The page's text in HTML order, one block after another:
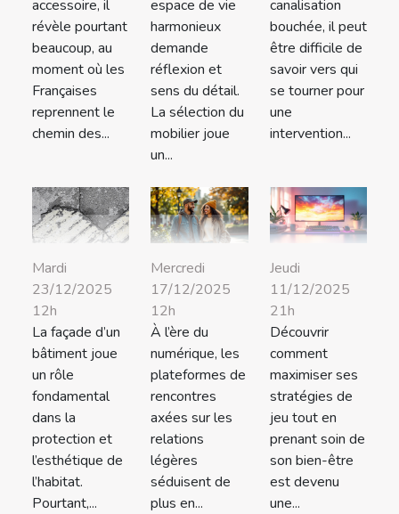
accessoire, il
révèle pourtant
beaucoup, au
moment où les
Françaises
reprennent le
chemin des...
espace de vie
harmonieux
demande
réflexion et
sens du détail.
La sélection du
mobilier joue
un...
canalisation
bouchée, il peut
être difficile de
savoir vers qui
se tourner pour
une
intervention...
Mardi
23/12/2025
12h
La façade d’un
bâtiment joue
un rôle
fondamental
dans la
protection et
l’esthétique de
l’habitat.
Pourtant,...
Mercredi
17/12/2025
12h
À l’ère du
numérique, les
plateformes de
rencontres
axées sur les
relations
légères
séduisent de
plus en...
Jeudi
11/12/2025
21h
Découvrir
comment
maximiser ses
stratégies de
jeu tout en
prenant soin de
son bien-être
est devenu
une...